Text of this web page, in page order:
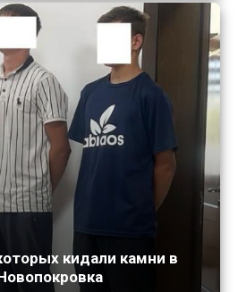
кидали камни в